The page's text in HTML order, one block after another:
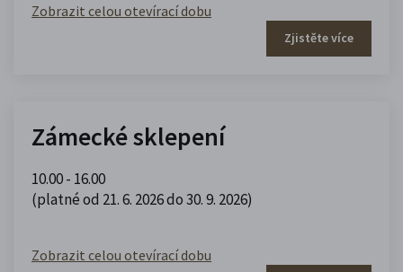
Zobrazit celou otevírací dobu
Zjistěte více
Zámecké sklepení
10.00 - 16.00
(platné od 21. 6. 2026 do 30. 9. 2026)
Zobrazit celou otevírací dobu